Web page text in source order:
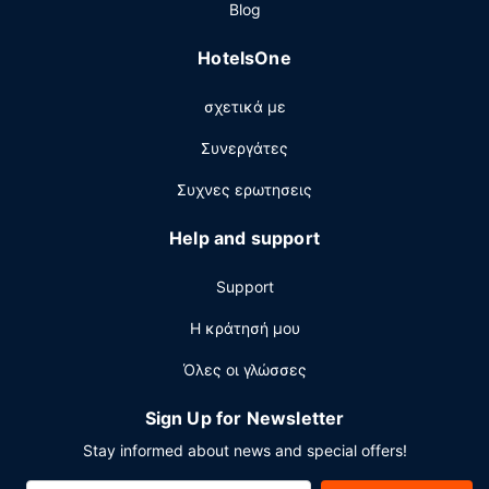
Απολαύστε ισπανική κουζίνα στο Restaurante El Estero,
ξενοδοχείο ή μείνετε μέσα και επωφεληθείτε από το
room service (κατά τη διάρκεια συγκεκριμένων ωρών
μόνο). Επίσης, θα βρείτε σνακ σε 2 καφετέριες.
Χαλαρώστε με ένα ποτό σε ένα από τα 2 μπαρ/lounge ή
διαθέσιμο πρωινό (σε μπουφέ) καθημερινά μεταξύ 8:00
Στις σημαντικές παροχές περιλαμβάνονται ένα
στεγνοκαθαριστηρίου/πλυντηρίων και ρεσεψιόν όλο το
την πόλη (Πούντα Ουμπρία); Αυτό το ξενοδοχείο διαθέτει
χώρο που είναι 1100 τετραγωνικά μέτρα και
Blog
HotelsOne
σχετικά με
Συνεργάτες
Συχνες ερωτησεις
Help and support
Support
Η κράτησή μου
Όλες οι γλώσσες
Sign Up for Newsletter
Stay informed about news and special offers!